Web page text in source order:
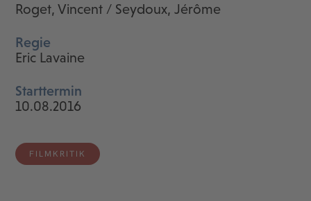
Roget, Vincent / Seydoux, Jérôme
Regie
Eric Lavaine
Starttermin
10.08.2016
FILMKRITIK